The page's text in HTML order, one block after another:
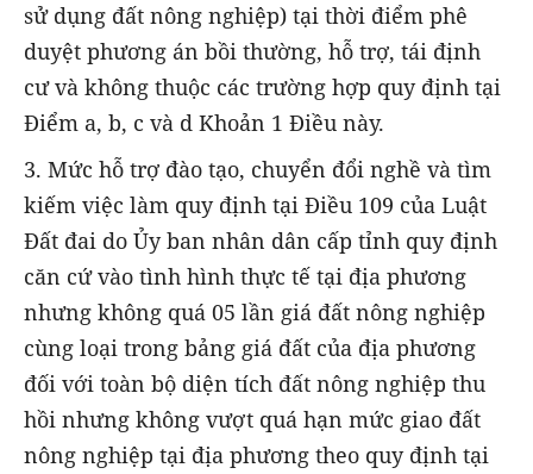
sử dụng đất nông nghiệp) tại thời điểm phê
duyệt phương án bồi thường, hỗ trợ, tái định
cư và không thuộc các trường hợp quy định tại
Điểm a, b, c và d Khoản 1 Điều này.
3. Mức hỗ trợ đào tạo, chuyển đổi nghề và tìm
kiếm việc làm quy định tại Điều 109 của Luật
Đất đai do Ủy ban nhân dân cấp tỉnh quy định
căn cứ vào tình hình thực tế tại địa phương
nhưng không quá 05 lần giá đất nông nghiệp
cùng loại trong bảng giá đất của địa phương
đối với toàn bộ diện tích đất nông nghiệp thu
hồi nhưng không vượt quá hạn mức giao đất
nông nghiệp tại địa phương theo quy định tại